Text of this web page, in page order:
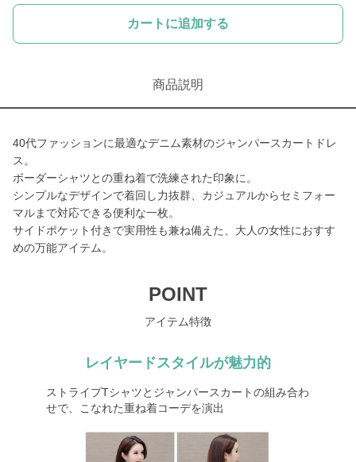
カートに追加する
商品説明
40代ファッションに最適なデニム素材のジャンパースカートドレ
ス。
ボーダーシャツとの重ね着で洗練された印象に。
シンプルなデザインで着回し力抜群、カジュアルからセミフォー
マルまで対応できる便利な一枚。
サイドポケット付きで実用性も兼ね備えた、大人の女性におすす
めの万能アイテム。
POINT
アイテム特徴
レイヤードスタイルが魅力的
ストライプTシャツとジャンパースカートの組み合わ
せで、こなれた重ね着コーデを演出